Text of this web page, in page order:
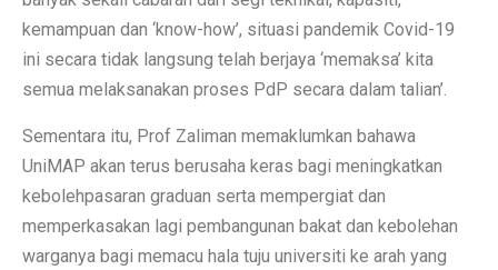
kemampuan dan ‘know-how’, situasi pandemik Covid-19
ini secara tidak langsung telah berjaya ‘memaksa’ kita
semua melaksanakan proses PdP secara dalam talian’.
Sementara itu, Prof Zaliman memaklumkan bahawa
UniMAP akan terus berusaha keras bagi meningkatkan
kebolehpasaran graduan serta mempergiat dan
memperkasakan lagi pembangunan bakat dan kebolehan
warganya bagi memacu hala tuju universiti ke arah yang